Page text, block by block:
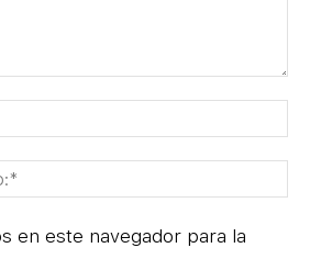
en este navegador para la